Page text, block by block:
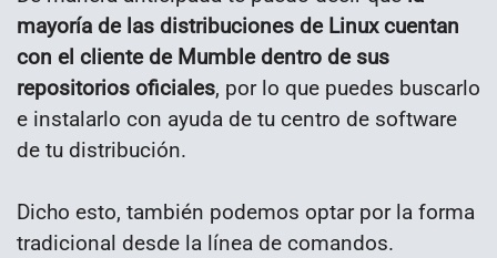
mayoría de las distribuciones de Linux cuentan
con el cliente de Mumble dentro de sus
repositorios oficiales, por lo que puedes buscarlo
e instalarlo con ayuda de tu centro de software
de tu distribución.
Dicho esto, también podemos optar por la forma
tradicional desde la línea de comandos.